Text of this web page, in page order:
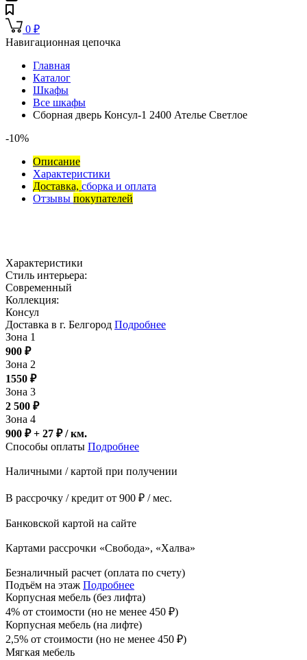
0 ₽
Навигационная цепочка
Главная
Каталог
Шкафы
Все шкафы
Сборная дверь Консул-1 2400 Ателье Светлое
-10%
Описание
Характеристики
Доставка, сборка и оплата
Отзывы покупателей
Характеристики
Стиль интерьера:
Современный
Коллекция:
Консул
Доставка в г. Белгород Подробнее
Зона 1
900 ₽
Зона 2
1550 ₽
Зона 3
2 500 ₽
Зона 4
900 ₽ + 27 ₽/ км.
Способы оплаты Подробнее
Наличными / картой при получении
В рассрочку / кредит от 900 ₽ / мес.
Банковской картой на сайте
Картами рассрочки «Свобода», «Халва»
Безналичный расчет (оплата по счету)
Подъём на этаж Подробнее
Корпусная мебель (без лифта)
4% от стоимости (но не менее 450 ₽)
Корпусная мебель (на лифте)
2,5% от стоимости (но не менее 450 ₽)
Мягкая мебель